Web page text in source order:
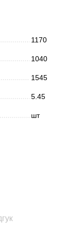
1170
1040
1545
5.45
шт